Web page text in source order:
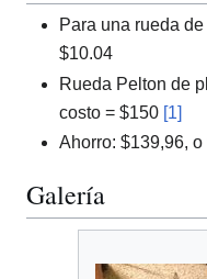
Para una rueda
$10.04
Rueda Pelton de
costo = $150 [1]
Ahorro: $139,96, o
Galería